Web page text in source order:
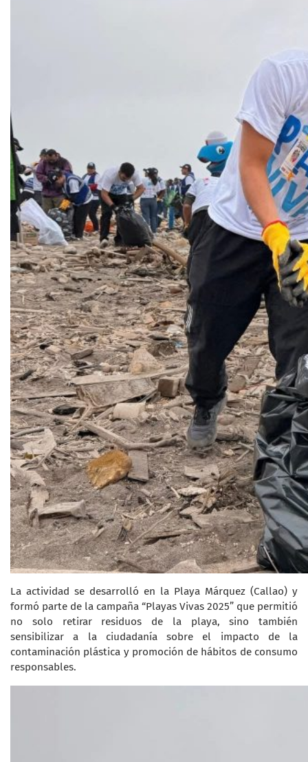
La actividad se desarrolló en la Playa Márquez (Callao) y
formó parte de la campaña “Playas Vivas 2025” que permitió
no solo retirar residuos de la playa, sino también
sensibilizar a la ciudadanía sobre el impacto de la
contaminación plástica y promoción de hábitos de consumo
responsables.